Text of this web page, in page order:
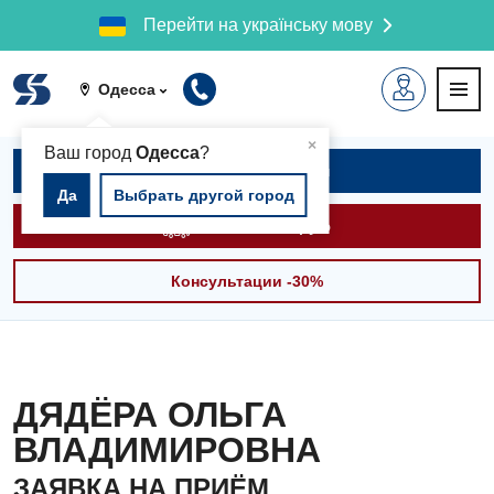
Перейти на українську мову
Одесса
×
Ваш город Одесса?
Да Выбрать другой город
Записаться на приём
Вызвать скорую
Консультации -30%
ДЯДЁРА ОЛЬГА
ВЛАДИМИРОВНА
ЗАЯВКА НА ПРИЁМ